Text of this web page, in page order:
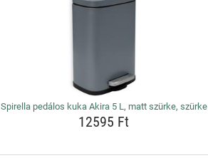
Spirella pedálos kuka Akira 5 L, matt szürke, szürke
12595 Ft